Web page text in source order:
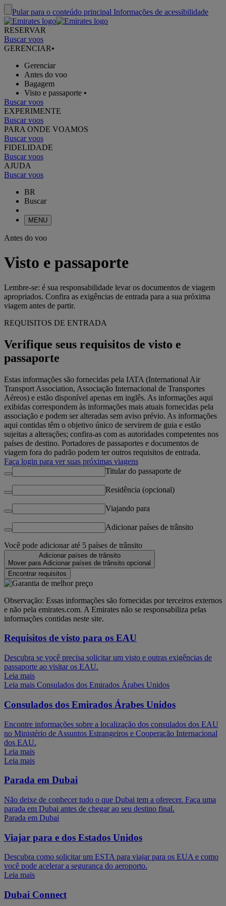
Pular para o conteúdo principal Informações de acessibilidade
RESERVAR
Buscar voos
GERENCIAR•
Gerenciar
Antes do voo
Bagagem
Visto e passaporte •
Buscar voos
EXPERIMENTE
Buscar voos
PARA ONDE VOAMOS
Buscar voos
FIDELIDADE
Buscar voos
AJUDA
Buscar voos
BR
Buscar
MENU
Antes do voo
Visto e passaporte
Lembre-se: é sua responsabilidade levar os documentos de viagem
apropriados. Confira as exigências de entrada para a sua próxima
viagem antes de partir.
REQUISITOS DE ENTRADA
Verifique seus requisitos de visto e
passaporte
Estas informações são fornecidas pela IATA (International Air
Transport Association, Associação Internacional de Transportes
Aéreos) e estão disponível apenas em inglês. As informações aqui
exibidas correspondem às informações mais atuais fornecidas pela
associação e podem ser alteradas sem aviso prévio. As informações
aqui contidas têm o objetivo único de servirem de guia e estão
sujeitas a alterações; confira-as com as autoridades competentes nos
países de destino. Portadores de passaportes e documentos de
viagem fora do padrão podem ter outros requisitos de entrada.
Faça login para ver suas próximas viagens
Titular do passaporte de
Residência (opcional)
Viajando para
Adicionar países de trânsito
Você pode adicionar até 5 países de trânsito
Adicionar países de trânsito
Mover para Adicionar países de trânsito opcional
Encontrar requisitos
Observação: Essas informações são fornecidas por terceiros externos
e não pela emirates.com. A Emirates não se responsabiliza pelas
informações contidas neste site.
Requisitos de visto para os EAU
Descubra se você precisa solicitar um visto e outras exigências de
passaporte ao visitar os EAU.
Leia mais
Leia mais Consulados dos Emirados Árabes Unidos
Consulados dos Emirados Árabes Unidos
Encontre informações sobre a localização dos consulados dos EAU
no Ministério de Assuntos Estrangeiros e Cooperação Internacional
dos EAU.
Leia mais
Leia mais
Parada em Dubai
Não deixe de conhecer tudo o que Dubai tem a oferecer. Faça uma
parada em Dubai antes de chegar ao seu destino final.
Parada em Dubai
Viajar para e dos Estados Unidos
Descubra como solicitar um ESTA para viajar para os EUA e como
você pode acelerar a segurança do aeroporto.
Leia mais
Dubai Connect